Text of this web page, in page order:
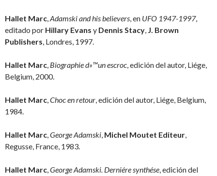
Hallet Marc,Adamski and his believers, en UFO 1947-1997,
editado por Hillary Evans y Dennis Stacy, J. Brown
Publishers, Londres, 1997.
Hallet Marc, Biographie d»™un escroc, edición del autor, Liége,
Belgium, 2000.
Hallet Marc,Choc en retour, edición del autor, Liége, Belgium,
1984.
Hallet Marc,George Adamski, Michel Moutet Editeur,
Regusse, France, 1983.
Hallet Marc,George Adamski. Derniére synthése, edición del